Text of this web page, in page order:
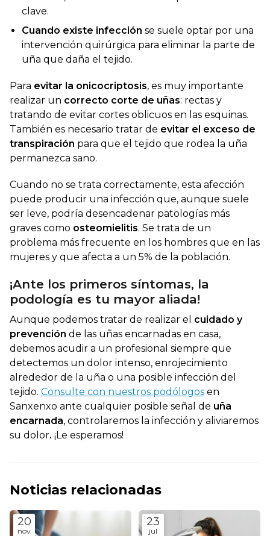
clave.
Cuando existe infección se suele optar por una
intervención quirúrgica para eliminar la parte de
uña que daña el tejido.
Para evitar la onicocriptosis, es muy importante
realizar un correcto corte de uñas: rectas y
tratando de evitar cortes oblicuos en las esquinas.
También es necesario tratar de evitar el exceso de
transpiración para que el tejido que rodea la uña
permanezca sano.
Cuando no se trata correctamente, esta afección
puede producir una infección que, aunque suele
ser leve, podría desencadenar patologías más
graves como osteomielitis. Se trata de un
problema más frecuente en los hombres que en las
mujeres y que afecta a un 5% de la población.
¡Ante los primeros síntomas, la
podología es tu mayor aliada!
Aunque podemos tratar de realizar el cuidado y
prevención de las uñas encarnadas en casa,
debemos acudir a un profesional siempre que
detectemos un dolor intenso, enrojecimiento
alrededor de la uña o una posible infección del
tejido. Consulte con nuestros podólogos en
Sanxenxo ante cualquier posible señal de uña
encarnada, controlaremos la infección y aliviaremos
su dolor. ¡Le esperamos!
Noticias relacionadas
20
nov
23
jul